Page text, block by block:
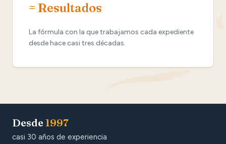
= Resultados
La fórmula con la que trabajamos cada expediente
desde hace casi tres décadas.
Desde 1997
casi 30 años de experiencia